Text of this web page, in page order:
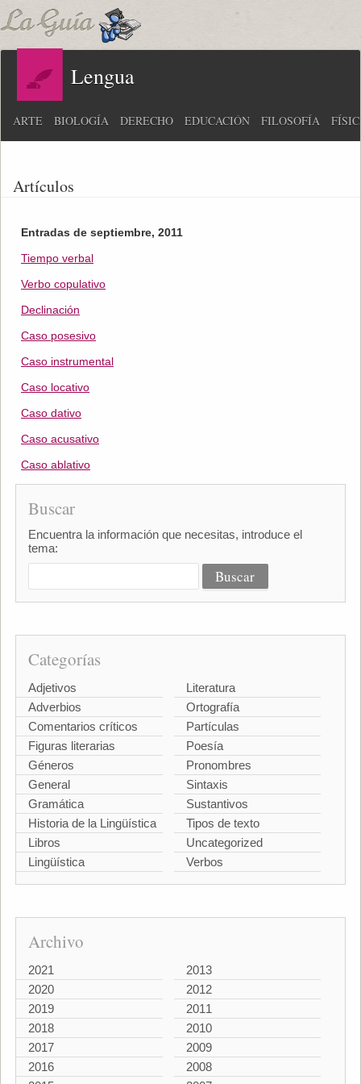
Lengua
ARTE BIOLOGÍA DERECHO EDUCACIÓN FILOSOFÍA
Artículos
Entradas de septiembre, 2011
Tiempo verbal
Verbo copulativo
Declinación
Caso posesivo
Caso instrumental
Caso locativo
Caso dativo
Caso acusativo
Caso ablativo
Buscar
Encuentra la información que necesitas, introduce el
tema:
Categorías
Adjetivos
Adverbios
Comentarios críticos
Figuras literarias
Géneros
General
Gramática
Historia de la Lingüística
Libros
Lingüística
Literatura
Ortografía
Partículas
Poesía
Pronombres
Sintaxis
Sustantivos
Tipos de texto
Uncategorized
Verbos
Archivo
2021
2020
2019
2018
2017
2016
2013
2012
2011
2010
2009
2008